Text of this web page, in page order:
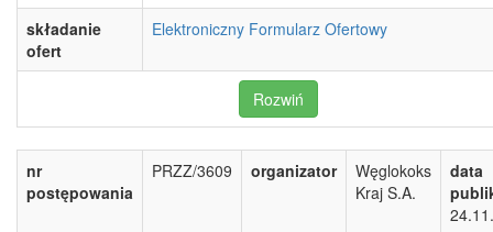
składanie
ofert
Elektroniczny Formularz Ofertowy
Rozwiń
nr
postępowania
PRZZ/3609 organizator
Węglokoks
Kraj S.A.
data